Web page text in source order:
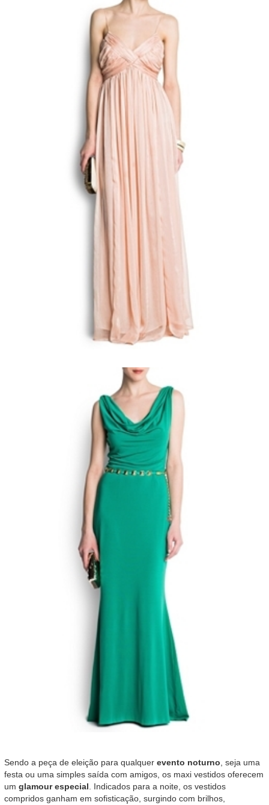
Sendo a peça de eleição para qualquer evento noturno, seja uma
festa ou uma simples saída com amigos, os maxi vestidos oferecem
um glamour especial. Indicados para a noite, os vestidos
compridos ganham em sofisticação, surgindo com brilhos,